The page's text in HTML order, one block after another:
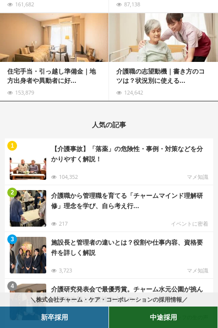
＼株式会社チャーム・ケア・コーポレーションの採用情報／
新卒採用 中途採用
161,682 87,138
住宅手当・引っ越し準備金｜地
方出身者や異動者に好...
153,879
介護職の志望動機｜書き方のコ
ツは？状況別に使える...
124,642
記事を読む
人気の記事
【介護事故】「落薬」の危険性・事例・対策などを分
かりやすく解説！
104,352 マメ知識
1
介護職から管理職を育てる「チャームマインド理解研
修」理念を学び、自ら考え行...
217 イベントに密着
2
施設長と管理者の違いとは？役割や仕事内容、資格要
件を詳しく解説
3,723 マメ知識
3
介護研究発表会で最優秀賞。チャーム水元公園が挑ん
だ業務改善と生産性向上への...
199 スタッフの生の声
4